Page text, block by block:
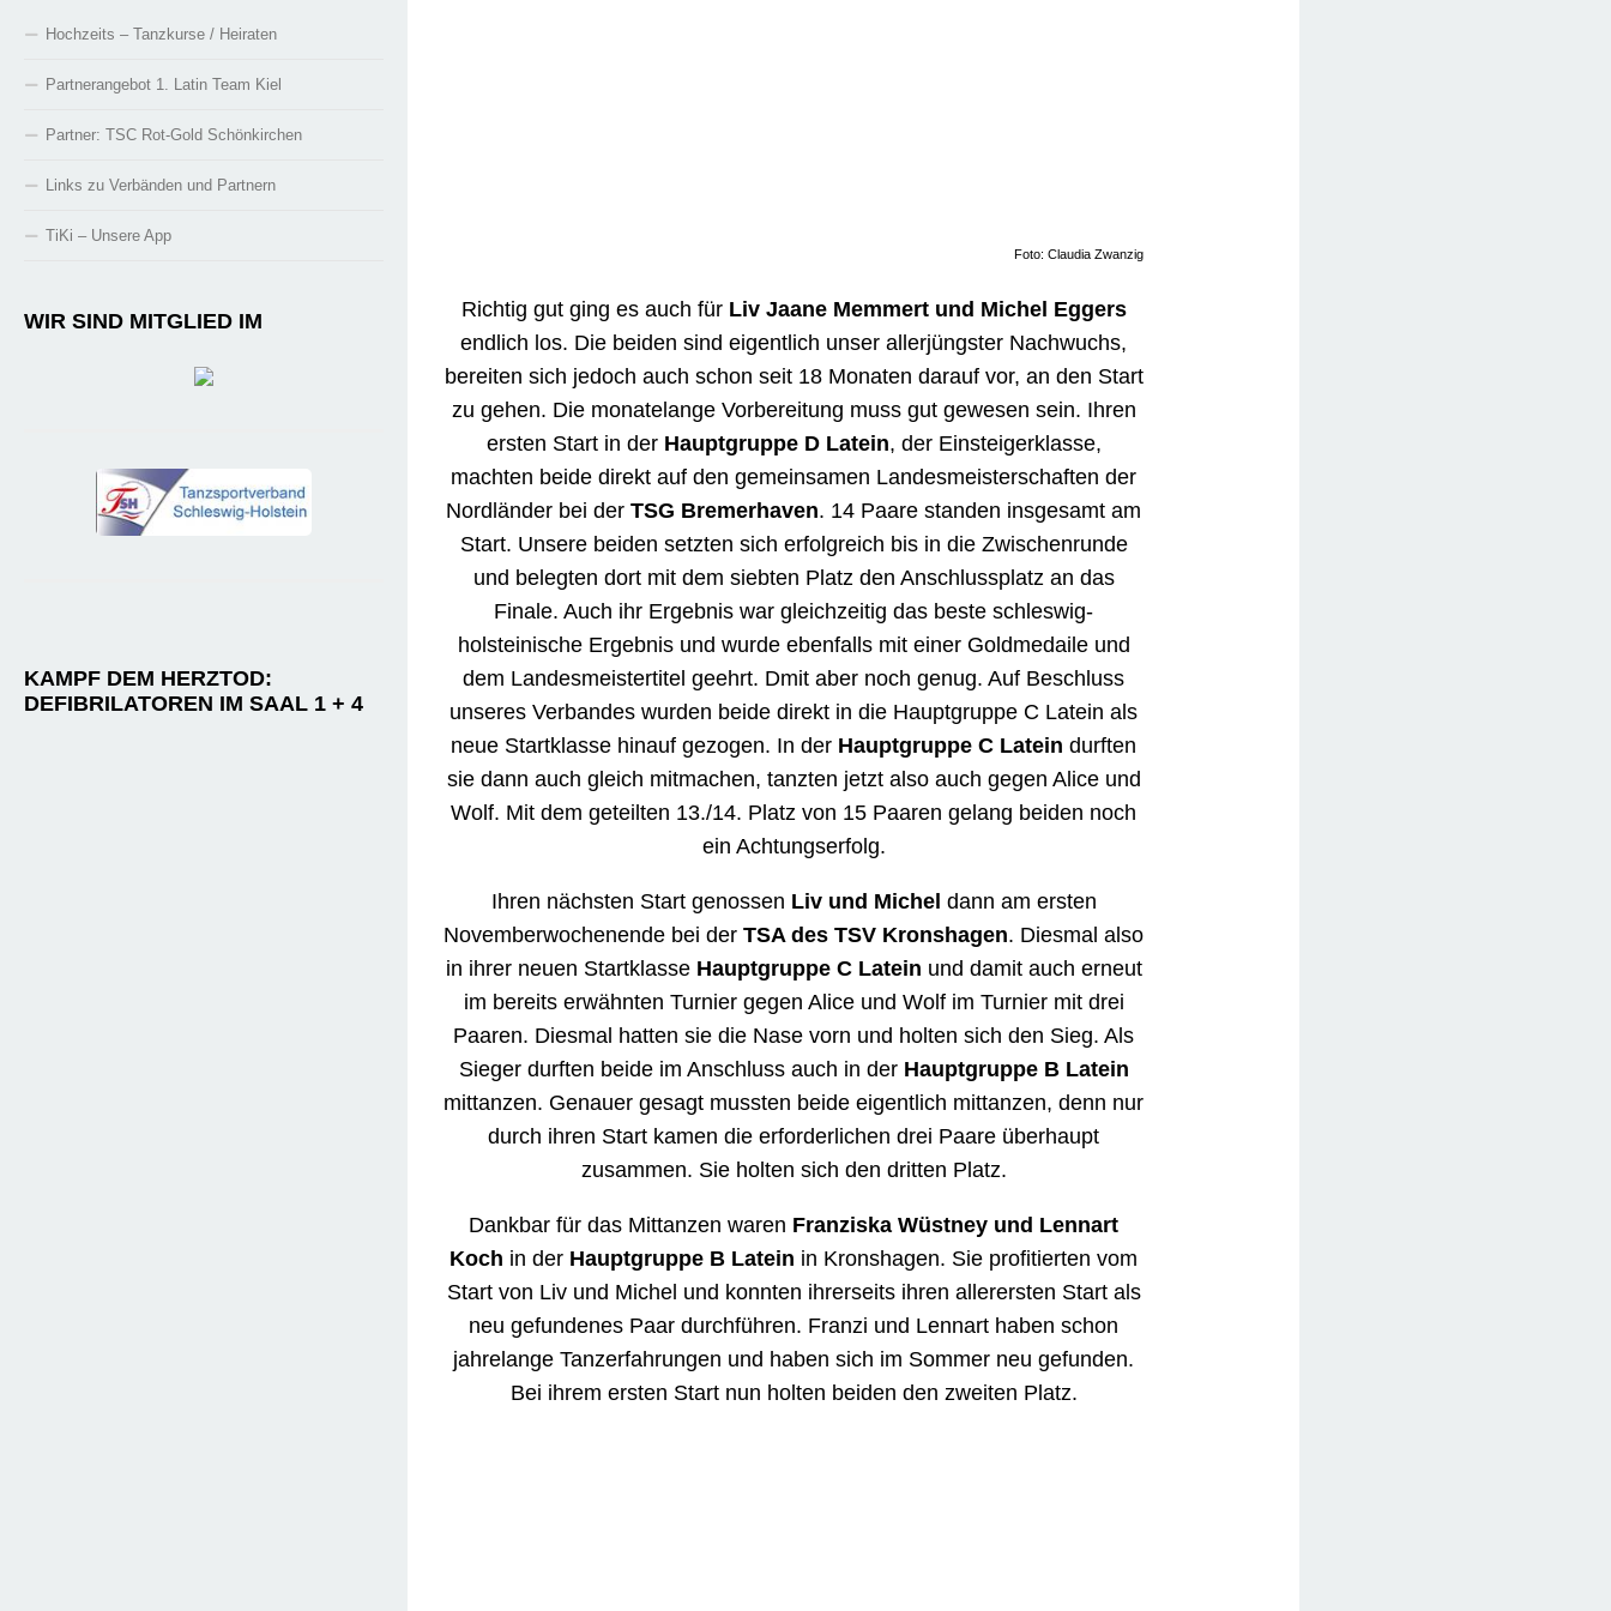
und damit auch erneut
im bereits erwähnten Turnier gegen Alice und Wolf im Turnier mit drei
Paaren. Diesmal hatten sie die Nase vorn und holten sich den Sieg. Als
Sieger durften beide im Anschluss auch in derHauptgruppe B Latein
mittanzen. Genauer gesagt mussten beide eigentlich mittanzen, denn nur
durch ihren Start kamen die erforderlichen drei Paare überhaupt
zusammen. Sie holten sich den dritten Platz.
Dankbar für das Mittanzen waren Franziska Wüstney und Lennart
Kochin derHauptgruppe B Lateinin Kronshagen. Sie profitierten vom
Start von Liv und Michel und konnten ihrerseits ihren allerersten Start als
neu gefundenes Paar durchführen. Franzi und Lennart haben schon
jahrelange Tanzerfahrungen und haben sich im Sommer neu gefunden.
Bei ihrem ersten Start nun holten beiden den zweiten Platz.
Foto: TSA des TSV Kronshagen
Die meisten Turniere bisher tanztenLaura Diers und Julian Jesse
Hauptgruppe A Latein. Anfang September nutzten sie
ihre erste Chance nach dem Lockdown beimTSC Blau-Gold Itzehoe
Im kleine Feld von fünf Paaren lief es richtig gut und beide holten sich
den zweiten Platz. Auch für Laura und Julian war Itzehoe eine Probe für
die gemeinsamen Landesmeisterschaften bei derTSG Bremerhaven
Mit 27 Paaren am Start in Bremerhaven wurde über insgesamt vier
Runden getanzt. Beide schafften es in die erste Zwischenrunde und
belegten am Ende den 16. Platz. Dass das dem vierten Platz aus
Schleswig-Holstein entsprach, konnte Laura und Julian nur gering
trösten. Beiden fehlte es an Kondition. In der A-Klasse können schon
Mitten in der Herbstferien ging es für beiden dann zum Hauptgruppentag
zur TSA des 1. SC Norderstedt. Im kleinen Feld von nur drei Paaren
war auch hier ihnen nur der dritte Platz vergönnt. Noch eine Woche
später ging es dann zumDeutschland Cup U21 der Hauptgruppe A
Latein. Glücklicherweise wurde das nationale Turnier von derTSA des
Hochzeits – Tanzkurse / Heiraten
Partnerangebot 1. Latin Team Kiel
Partner: TSC Rot-Gold Schönkirchen
Links zu Verbänden und Partnern
TiKi – Unsere App
WIR SIND MITGLIED IM
KAMPF DEM HERZTOD:
DEFIBRILATOREN IM SAAL 1 + 4